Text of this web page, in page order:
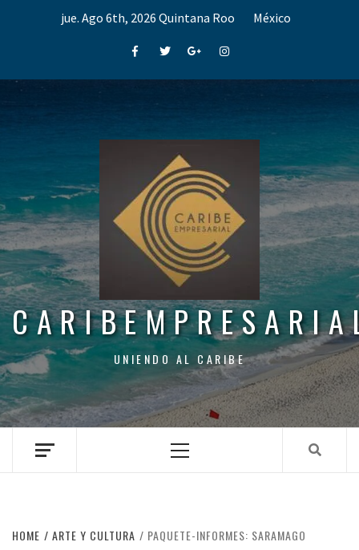
jue. Ago 6th, 2026 Quintana Roo México
FacebookTwitterGoogle+Instagram
UNIENDO AL CARIBE
Menu
HOME ARTE Y CULTURA PAQUETE-INFORMES: SARAMAGO